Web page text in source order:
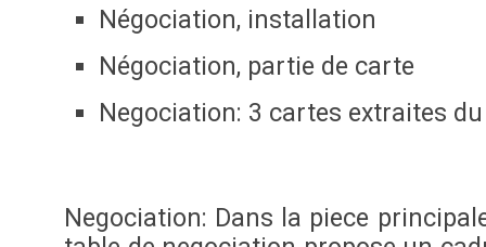
Négociation, installation
Négociation, partie de carte
Negociation: 3 cartes extraites
Negociation: Dans la piece